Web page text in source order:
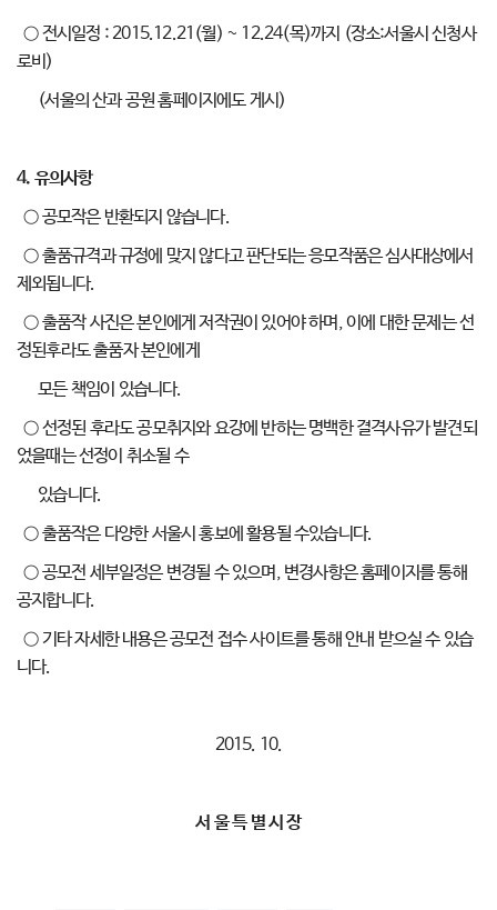
○ 전시일정 : 2015.12.21(월) ~ 12.24(목)까지 (장소:서울시 신청사
로비)
(서울의 산과 공원 홈페이지에도 게시)
4. 유의사항
○ 공모작은 반환되지 않습니다.
○ 출품규격과 규정에 맞지 않다고 판단되는 응모작품은 심사대상에서
제외됩니다.
○ 출품작 사진은 본인에게 저작권이 있어야 하며, 이에 대한 문제는 선
정된후라도 출품자 본인에게
모든 책임이 있습니다.
○ 선정된 후라도 공모취지와 요강에 반하는 명백한 결격사유가 발견되
었을때는 선정이 취소될 수
있습니다.
○ 출품작은 다양한 서울시 홍보에 활용될 수있습니다.
○ 공모전 세부일정은 변경될 수 있으며, 변경사항은 홈페이지를 통해
공지합니다.
○ 기타 자세한 내용은 공모전 접수 사이트를 통해 안내 받으실 수 있습
니다.
2015. 10.
서 울 특 별 시 장